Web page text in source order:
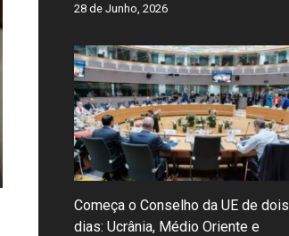
28 de Junho, 2026
Começa o Conselho da UE de dois
dias: Ucrânia, Médio Oriente e